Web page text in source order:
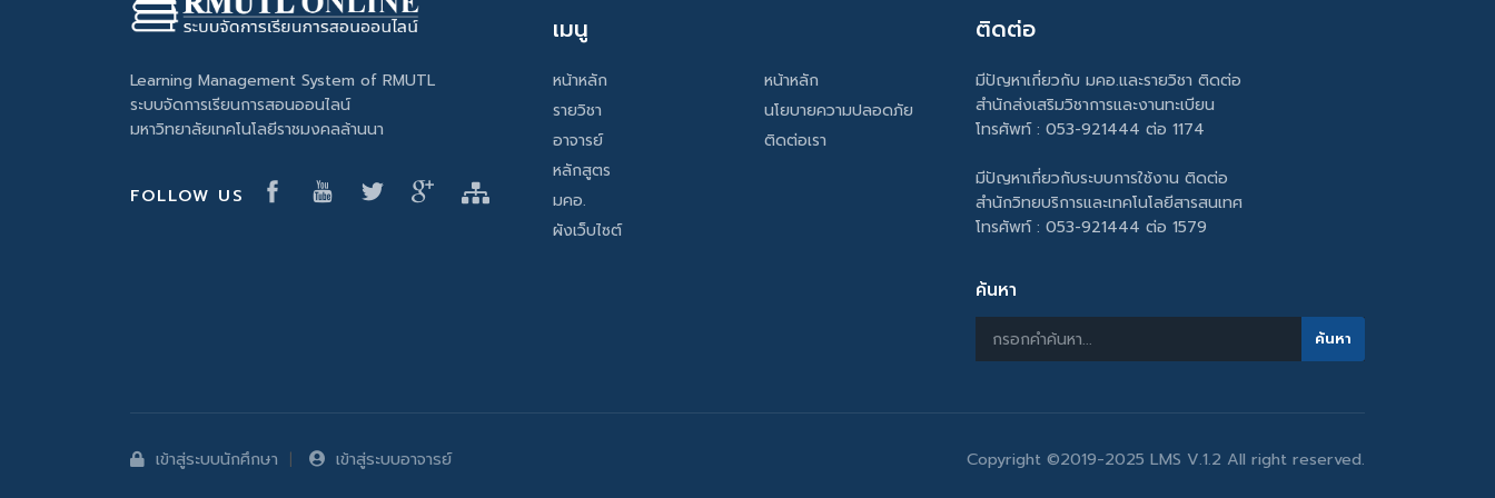
Learning Management System of RMUTL
ระบบจัดการเรียนการสอนออนไลน์
มหาวิทยาลัยเทคโนโลยีราชมงคลล้านนา
FOLLOW US
เมนู
หน้าหลัก
รายวิชา
อาจารย์
หลักสูตร
มคอ.
ผังเว็บไซต์
หน้าหลัก
นโยบายความปลอดภัย
ติดต่อเรา
ติดต่อ
มีปัญหาเกี่ยวกับ มคอ.และรายวิชา ติดต่อ
สำนักส่งเสริมวิชาการและงานทะเบียน
โทรศัพท์ : 053-921444 ต่อ 1174
มีปัญหาเกี่ยวกับระบบการใช้งาน ติดต่อ
สำนักวิทยบริการและเทคโนโลยีสารสนเทศ
โทรศัพท์ : 053-921444 ต่อ 1579
ค้นหา
เข้าสู่ระบบนักศึกษา เข้าสู่ระบบอาจารย์ Copyright ©2019-2025 LMS V.1.2 All right reserved.